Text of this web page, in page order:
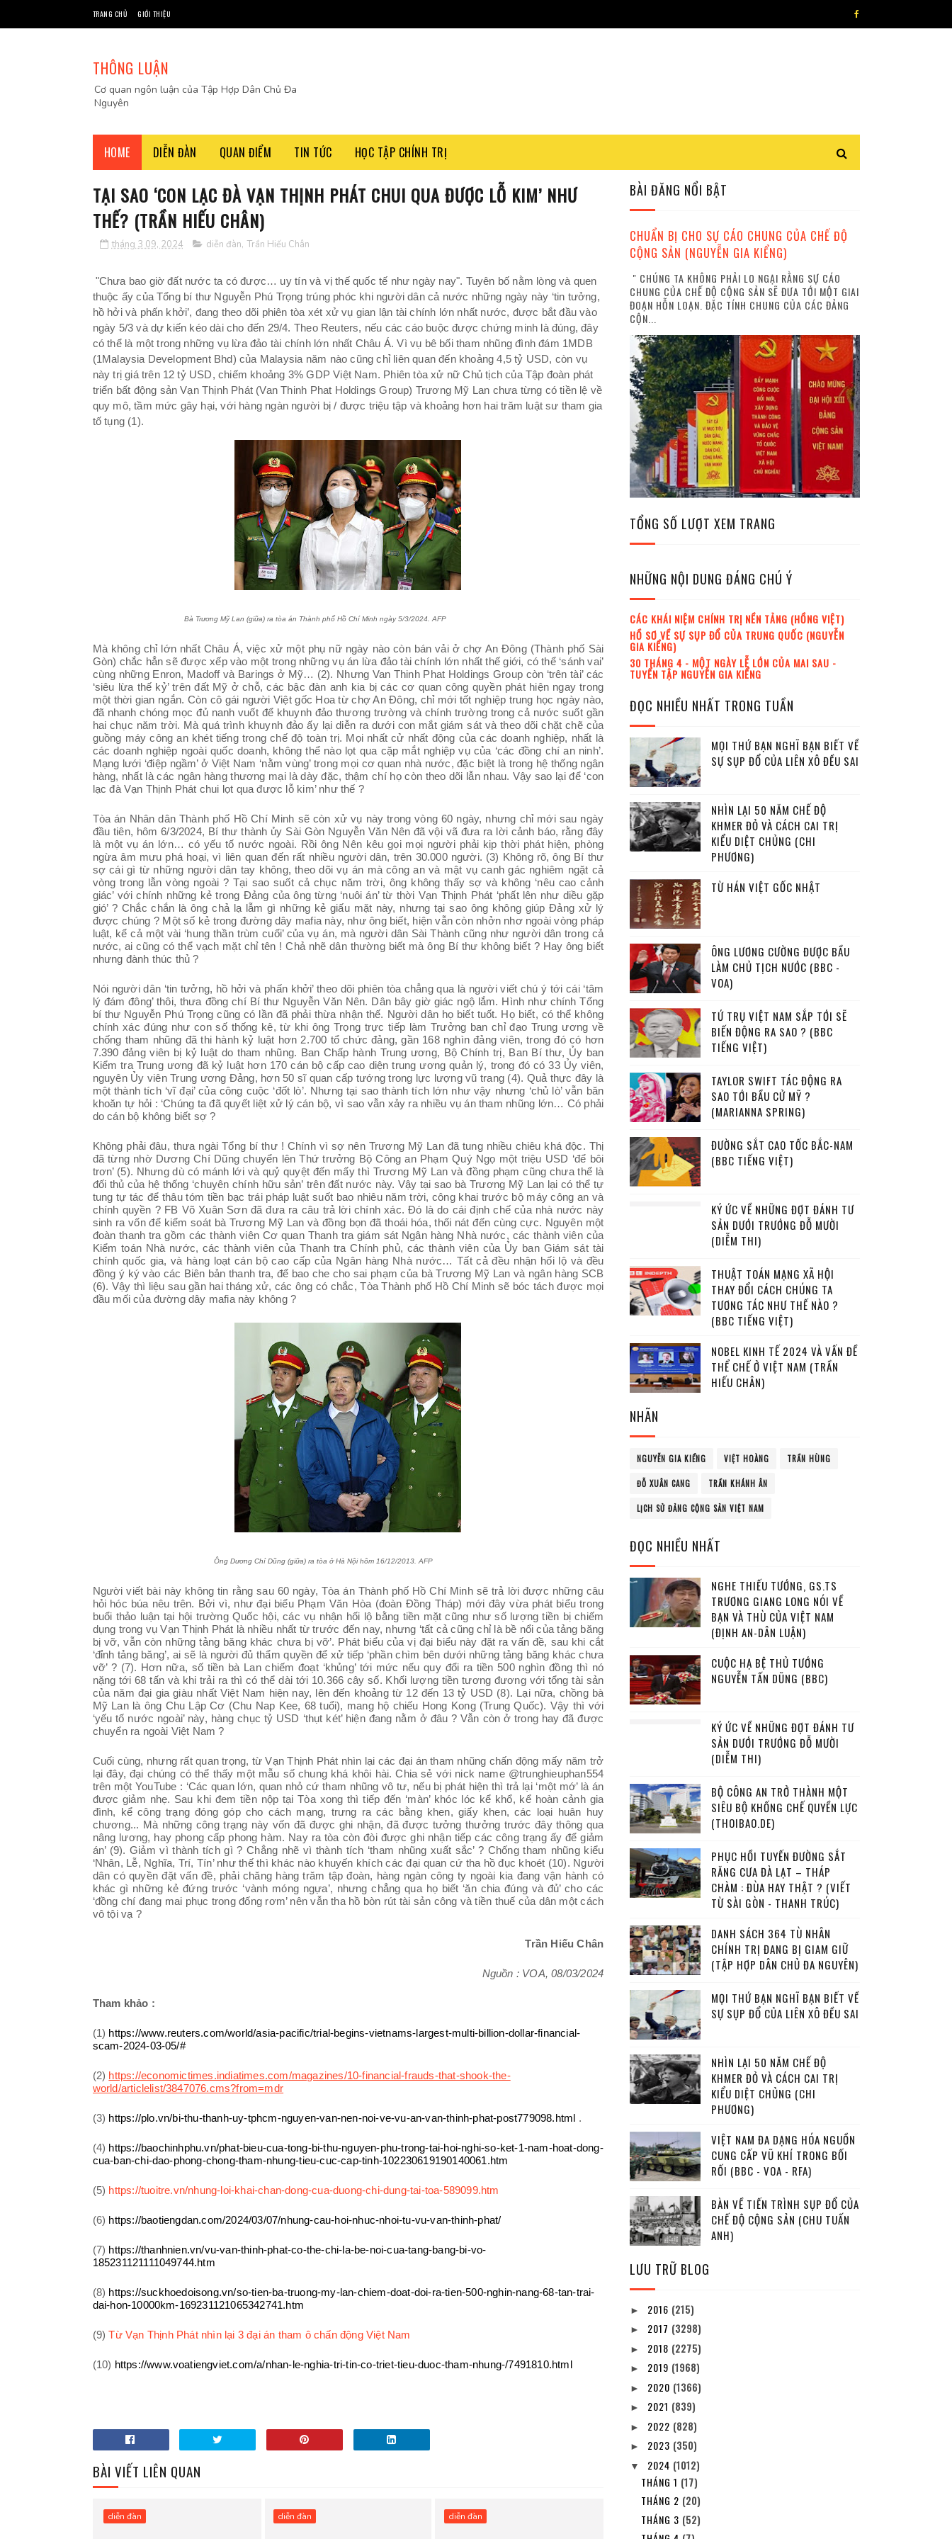
TRANG CHỦ GIỚI THIỆU
THÔNG LUẬN
Cơ quan ngôn luận của Tập Hợp Dân Chủ Đa
Nguyên
HOME DIỄN ĐÀN QUAN ĐIỂM TIN TỨC HỌC TẬP CHÍNH TRỊ
TẠI SAO ‘CON LẠC ĐÀ VẠN THỊNH PHÁT CHUI QUA ĐƯỢC LỖ KIM’ NHƯ
THẾ? (TRẦN HIẾU CHÂN)
tháng 3 09, 2024 diễn đàn, Trần Hiếu Chân
"Chưa bao giờ đất nước ta có được… uy tín và vị thế quốc tế như ngày nay". Tuyên bố nằm lòng và quen
thuộc ấy của Tổng bí thư Nguyễn Phú Trọng trúng phóc khi người dân cả nước những ngày này ‘tin tưởng,
hồ hởi và phấn khởi’, đang theo dõi phiên tòa xét xử vụ gian lận tài chính lớn nhất nước, được bắt đầu vào
ngày 5/3 và dự kiến kéo dài cho đến 29/4. Theo Reuters, nếu các cáo buộc được chứng minh là đúng, đây
có thể là một trong những vụ lừa đảo tài chính lớn nhất Châu Á. Vì vụ bê bối tham nhũng đình đám 1MDB
(1Malaysia Development Bhd) của Malaysia năm nào cũng chỉ liên quan đến khoảng 4,5 tỷ USD, còn vụ
này trị giá trên 12 tỷ USD, chiếm khoảng 3% GDP Việt Nam. Phiên tòa xử nữ Chủ tịch của Tập đoàn phát
triển bất động sản Vạn Thịnh Phát (Van Thinh Phat Holdings Group) Trương Mỹ Lan chưa từng có tiền lệ về
quy mô, tầm mức gây hại, với hàng ngàn người bị / được triệu tập và khoảng hơn hai trăm luật sư tham gia
tố tụng (1).
Bà Trương Mỹ Lan (giữa) ra tòa án Thành phố Hồ Chí Minh ngày 5/3/2024. AFP
Mà không chỉ lớn nhất Châu Á, việc xử một phụ nữ ngày nào còn bán vải ở chợ An Đông (Thành phố Sài
Gòn) chắc hẳn sẽ được xếp vào một trong những vụ án lừa đảo tài chính lớn nhất thế giới, có thể ‘sánh vai’
cùng những Enron, Madoff và Barings ở Mỹ… (2). Nhưng Van Thinh Phat Holdings Group còn ‘trên tài’ các
‘siêu lừa thế kỷ’ trên đất Mỹ ở chỗ, các bậc đàn anh kia bị các cơ quan công quyền phát hiện ngay trong
một thời gian ngắn. Còn cô gái người Việt gốc Hoa từ chợ An Đông, chỉ mới tốt nghiệp trung học ngày nào,
đã nhanh chóng mọc đủ nanh vuốt để khuynh đảo thương trường và chính trường trong cả nước suốt gần
hai chục năm trời. Mà quá trình khuynh đảo ấy lại diễn ra dưới con mắt giám sát và theo dõi chặt chẽ của
guồng máy công an khét tiếng trong chế độ toàn trị. Mọi nhất cử nhất động của các doanh nghiệp, nhất là
các doanh nghiệp ngoài quốc doanh, không thể nào lọt qua cặp mắt nghiệp vụ của ‘các đồng chí an ninh’.
Mạng lưới ‘điệp ngầm’ ở Việt Nam ‘nằm vùng’ trong mọi cơ quan nhà nước, đặc biệt là trong hệ thống ngân
hàng, nhất là các ngân hàng thương mại là dày đặc, thậm chí họ còn theo dõi lẫn nhau. Vậy sao lại để ‘con
lạc đà Vạn Thịnh Phát chui lọt qua được lỗ kim’ như thế ?
Tòa án Nhân dân Thành phố Hồ Chí Minh sẽ còn xử vụ này trong vòng 60 ngày, nhưng chỉ mới sau ngày
đầu tiên, hôm 6/3/2024, Bí thư thành ủy Sài Gòn Nguyễn Văn Nên đã vội vã đưa ra lời cảnh báo, rằng đây
là một vụ án lớn… có yếu tố nước ngoài. Rồi ông Nên kêu gọi mọi người phải kịp thời phát hiện, phòng
ngừa âm mưu phá hoại, vì liên quan đến rất nhiều người dân, trên 30.000 người. (3) Không rõ, ông Bí thư
sợ cái gì từ những người dân tay không, theo dõi vụ án mà công an và mật vụ canh gác nghiêm ngặt cả
vòng trong lẫn vòng ngoài ? Tại sao suốt cả chục năm trời, ông không thấy sợ và không ‘nêu cao cảnh
giác’ với chính những kẻ trong Đảng của ông từng ‘nuôi án’ từ thời Vạn Thịnh Phát ‘phất lên như diều gặp
gió’ ? Chắc chắn là ông chả lạ lẫm gì những kẻ giấu mặt này, nhưng tại sao ông không giúp Đảng xử lý
được chúng ? Một số kẻ trong đường dây mafia này, như ông biết, hiện vẫn còn nhởn nhơ ngoài vòng pháp
luật, kể cả một vài ‘hung thần trùm cuối’ của vụ án, mà người dân Sài Thành cũng như người dân trong cả
nước, ai cũng có thể vạch mặt chỉ tên ! Chả nhẽ dân thường biết mà ông Bí thư không biết ? Hay ông biết
nhưng đành thúc thủ ?
Nói người dân ‘tin tưởng, hồ hởi và phấn khởi’ theo dõi phiên tòa chẳng qua là người viết chú ý tới cái ‘tâm
lý đám đông’ thôi, thưa đồng chí Bí thư Nguyễn Văn Nên. Dân bây giờ giác ngộ lắm. Hình như chính Tổng
bí thư Nguyễn Phú Trọng cũng có lần đã phải thừa nhận thế. Người dân họ biết tuốt. Họ biết, có thể không
chính xác đúng như con số thống kê, từ khi ông Trọng trực tiếp làm Trưởng ban chỉ đạo Trung ương về
chống tham nhũng đã thi hành kỷ luật hơn 2.700 tổ chức đảng, gần 168 nghìn đảng viên, trong đó có hơn
7.390 đảng viên bị kỷ luật do tham nhũng. Ban Chấp hành Trung ương, Bộ Chính trị, Ban Bí thư, Ủy ban
Kiểm tra Trung ương đã kỷ luật hơn 170 cán bộ cấp cao diện trung ương quản lý, trong đó có 33 Ủy viên,
nguyên Ủy viên Trung ương Đảng, hơn 50 sĩ quan cấp tướng trong lực lượng vũ trang (4). Quả thực đây là
một thành tích ‘vĩ đại’ của công cuộc ‘đốt lò’. Nhưng tại sao thành tích lớn như vậy nhưng ‘chủ lò’ vẫn băn
khoăn tự hỏi : ‘Chúng ta đã quyết liệt xử lý cán bộ, vì sao vẫn xảy ra nhiều vụ án tham nhũng lớn… Có phải
do cán bộ không biết sợ ?
Không phải đâu, thưa ngài Tổng bí thư ! Chính vì sợ nên Trương Mỹ Lan đã tung nhiều chiêu khá độc. Thị
đã từng nhờ Dương Chí Dũng chuyển lên Thứ trưởng Bộ Công an Phạm Quý Ngọ một triệu USD ‘để bôi
trơn’ (5). Nhưng dù có mánh lới và quỷ quyệt đến mấy thì Trương Mỹ Lan và đồng phạm cũng chưa thể là
đối thủ của hệ thống ‘chuyên chính hữu sản’ trên đất nước này. Vậy tại sao bà Trương Mỹ Lan lại có thể tự
tung tự tác để thâu tóm tiền bạc trái pháp luật suốt bao nhiêu năm trời, công khai trước bộ máy công an và
chính quyền ? FB Võ Xuân Sơn đã đưa ra câu trả lời chính xác. Đó là do cái định chế của nhà nước này
sinh ra vốn để kiểm soát bà Trương Mỹ Lan và đồng bọn đã thoái hóa, thối nát đến cùng cực. Nguyên một
đoàn thanh tra gồm các thành viên Cơ quan Thanh tra giám sát Ngân hàng Nhà nước, các thành viên của
Kiểm toán Nhà nước, các thành viên của Thanh tra Chính phủ, các thành viên của Ủy ban Giám sát tài
chính quốc gia, và hàng loạt cán bộ cao cấp của Ngân hàng Nhà nước… Tất cả đều nhận hối lộ và đều
đồng ý ký vào các Biên bản thanh tra, để bao che cho sai phạm của bà Trương Mỹ Lan và ngân hàng SCB
(6). Vậy thì liệu sau gần hai tháng xử, các ông có chắc, Tòa Thành phố Hồ Chí Minh sẽ bóc tách được mọi
đầu mối của đường dây mafia này không ?
Ông Dương Chí Dũng (giữa) ra tòa ở Hà Nội hôm 16/12/2013. AFP
Người viết bài này không tin rằng sau 60 ngày, Tòa án Thành phố Hồ Chí Minh sẽ trả lời được những câu
hỏi hóc búa nêu trên. Bởi vì, như đại biểu Phạm Văn Hòa (đoàn Đồng Tháp) mới đây vừa phát biểu trong
buổi thảo luận tại hội trường Quốc hội, các vụ nhận hối lộ bằng tiền mặt cũng như số lượng tiền bị chiếm
dụng trong vụ Vạn Thịnh Phát là nhiều nhất từ trước đến nay, nhưng ‘tất cả cũng chỉ là bề nổi của tảng băng
bị vỡ, vẫn còn những tảng băng khác chưa bị vỡ’. Phát biểu của vị đại biểu này đặt ra vấn đề, sau khi cắt
‘đỉnh tảng băng’, ai sẽ là người đủ thẩm quyền để xử tiếp ‘phần chìm bên dưới những tảng băng khác chưa
vỡ’ ? (7). Hơn nữa, số tiền bà Lan chiếm đoạt ‘khủng’ tới mức nếu quy đổi ra tiền 500 nghìn đồng thì nó
nặng tới 68 tấn và khi trải ra thì có thể dài tới 10.366 cây số. Khối lượng tiền tương đương với tổng tài sản
của năm đại gia giàu nhất Việt Nam hiện nay, lên đến khoảng từ 12 đến 13 tỷ USD (8). Lại nữa, chồng bà
Mỹ Lan là ông Chu Lập Cơ (Chu Nap Kee, 68 tuổi), mang hộ chiếu Hong Kong (Trung Quốc). Vậy thì với
‘yếu tố nước ngoài’ này, hàng chục tỷ USD ‘thụt két’ hiện đang nằm ở đâu ? Vẫn còn ở trong hay đã được
chuyển ra ngoài Việt Nam ?
Cuối cùng, nhưng rất quan trọng, từ Vạn Thịnh Phát nhìn lại các đại án tham nhũng chấn động mấy năm trở
lại đây, đại chúng có thể thấy một mẫu số chung khá khôi hài. Chia sẻ với nick name @trunghieuphan554
trên một YouTube : ‘Các quan lớn, quan nhỏ cứ tham nhũng vô tư, nếu bị phát hiện thì trả lại ‘một mớ’ là án
được giảm nhẹ. Sau khi đem tiền nộp tại Tòa xong thì tiếp đến ‘màn’ khóc lóc kể khổ, kể hoàn cảnh gia
đình, kể công trạng đóng góp cho cách mạng, trưng ra các bằng khen, giấy khen, các loại huân huy
chương... Mà những công trạng này vốn đã được ghi nhận, đã được tưởng thưởng trước đây thông qua
nâng lương, hay phong cấp phong hàm. Nay ra tòa còn đòi được ghi nhận tiếp các công trạng ấy để giảm
án’ (9). Giảm vì thành tích gì ? Chẳng nhẽ vì thành tích ‘tham nhũng xuất sắc’ ? Chống tham nhũng kiểu
‘Nhân, Lễ, Nghĩa, Trí, Tín’ như thế thì khác nào khuyến khích các đại quan cứ tha hồ đục khoét (10). Người
dân có quyền đặt vấn đề, phải chăng hàng trăm tập đoàn, hàng ngàn công ty ngoài kia đang vận hành có
khác gì những kẻ đứng trước ‘vành móng ngựa’, nhưng chẳng qua họ biết ‘ăn chia đúng và đủ’ cho các
‘đồng chí đang mai phục trong đống rơm’ nên vẫn tha hồ bòn rút tài sản công và tiền thuế của dân một cách
vô tội vạ ?
Trần Hiếu Chân
Nguồn : VOA, 08/03/2024
Tham khảo :
(1) https://www.reuters.com/world/asia-pacific/trial-begins-vietnams-largest-multi-billion-dollar-financial-
scam-2024-03-05/#
(2) https://economictimes.indiatimes.com/magazines/10-financial-frauds-that-shook-the-
world/articlelist/3847076.cms?from=mdr
(3) https://plo.vn/bi-thu-thanh-uy-tphcm-nguyen-van-nen-noi-ve-vu-an-van-thinh-phat-post779098.html .
(4) https://baochinhphu.vn/phat-bieu-cua-tong-bi-thu-nguyen-phu-trong-tai-hoi-nghi-so-ket-1-nam-hoat-dong-
cua-ban-chi-dao-phong-chong-tham-nhung-tieu-cuc-cap-tinh-102230619190140061.htm
(5) https://tuoitre.vn/nhung-loi-khai-chan-dong-cua-duong-chi-dung-tai-toa-589099.htm
(6) https://baotiengdan.com/2024/03/07/nhung-cau-hoi-nhuc-nhoi-tu-vu-van-thinh-phat/
(7) https://thanhnien.vn/vu-van-thinh-phat-co-the-chi-la-be-noi-cua-tang-bang-bi-vo-
185231121111049744.htm
(8) https://suckhoedoisong.vn/so-tien-ba-truong-my-lan-chiem-doat-doi-ra-tien-500-nghin-nang-68-tan-trai-
dai-hon-10000km-169231121065342741.htm
(9)Từ Vạn Thịnh Phát nhìn lại 3 đại án tham ô chấn động Việt Nam
(10) https://www.voatiengviet.com/a/nhan-le-nghia-tri-tin-co-triet-tieu-duoc-tham-nhung-/7491810.html
BÀI VIẾT LIÊN QUAN
diễn đàn diễn đàn diễn đàn
BÀI ĐĂNG NỔI BẬT
CHUẨN BỊ CHO SỰ CÁO CHUNG CỦA CHẾ ĐỘ
CỘNG SẢN (NGUYỄN GIA KIỂNG)
" CHÚNG TA KHÔNG PHẢI LO NGẠI RẰNG SỰ CÁO
CHUNG CỦA CHẾ ĐỘ CỘNG SẢN SẼ ĐƯA TỚI MỘT GIAI
ĐOẠN HỖN LOẠN. ĐẶC TÍNH CHUNG CỦA CÁC ĐẢNG
CỘN...
TỔNG SỐ LƯỢT XEM TRANG
NHỮNG NỘI DUNG ĐÁNG CHÚ Ý
CÁC KHÁI NIỆM CHÍNH TRỊ NỀN TẢNG (HỒNG VIỆT)
HỒ SƠ VỀ SỰ SỤP ĐỔ CỦA TRUNG QUỐC (NGUYỄN
GIA KIỂNG)
30 THÁNG 4 - MỘT NGÀY LỄ LỚN CỦA MAI SAU -
TUYỂN TẬP NGUYỄN GIA KIỂNG
ĐỌC NHIỀU NHẤT TRONG TUẦN
MỌI THỨ BẠN NGHĨ BẠN BIẾT VỀ
SỰ SỤP ĐỔ CỦA LIÊN XÔ ĐỀU SAI
NHÌN LẠI 50 NĂM CHẾ ĐỘ
KHMER ĐỎ VÀ CÁCH CAI TRỊ
KIỂU DIỆT CHỦNG (CHI
PHƯƠNG)
TỪ HÁN VIỆT GỐC NHẬT
ÔNG LƯƠNG CƯỜNG ĐƯỢC BẦU
LÀM CHỦ TỊCH NƯỚC (BBC -
VOA)
TỨ TRỤ VIỆT NAM SẮP TỚI SẼ
BIẾN ĐỘNG RA SAO ? (BBC
TIẾNG VIỆT)
TAYLOR SWIFT TÁC ĐỘNG RA
SAO TỚI BẦU CỬ MỸ ?
(MARIANNA SPRING)
ĐƯỜNG SẮT CAO TỐC BẮC-NAM
(BBC TIẾNG VIỆT)
KÝ ỨC VỀ NHỮNG ĐỢT ĐÁNH TƯ
SẢN DƯỚI TRƯỚNG ĐỖ MƯỜI
(DIỄM THI)
THUẬT TOÁN MẠNG XÃ HỘI
THAY ĐỔI CÁCH CHÚNG TA
TƯƠNG TÁC NHƯ THẾ NÀO ?
(BBC TIẾNG VIỆT)
NOBEL KINH TẾ 2024 VÀ VẤN ĐỀ
THỂ CHẾ Ở VIỆT NAM (TRẦN
HIẾU CHÂN)
NHÃN
NGUYỄN GIA KIỂNG VIỆT HOÀNG TRẦN HÙNG
ĐỖ XUÂN CANG TRẦN KHÁNH ÂN
LỊCH SỬ ĐẢNG CỘNG SẢN VIỆT NAM
ĐỌC NHIỀU NHẤT
NGHE THIẾU TƯỚNG, GS.TS
TRƯƠNG GIANG LONG NÓI VỀ
BẠN VÀ THÙ CỦA VIỆT NAM
(ĐỊNH AN-DÂN LUẬN)
CUỘC HẠ BỆ THỦ TƯỚNG
NGUYỄN TẤN DŨNG (BBC)
KÝ ỨC VỀ NHỮNG ĐỢT ĐÁNH TƯ
SẢN DƯỚI TRƯỚNG ĐỖ MƯỜI
(DIỄM THI)
BỘ CÔNG AN TRỞ THÀNH MỘT
SIÊU BỘ KHỐNG CHẾ QUYỀN LỰC
(THOIBAO.DE)
PHỤC HỒI TUYẾN ĐƯỜNG SẮT
RĂNG CƯA ĐÀ LẠT – THÁP
CHÀM : ĐÙA HAY THẬT ? (VIẾT
TỪ SÀI GÒN - THANH TRÚC)
DANH SÁCH 364 TÙ NHÂN
CHÍNH TRỊ ĐANG BỊ GIAM GIỮ
(TẬP HỢP DÂN CHỦ ĐA NGUYÊN)
MỌI THỨ BẠN NGHĨ BẠN BIẾT VỀ
SỰ SỤP ĐỔ CỦA LIÊN XÔ ĐỀU SAI
NHÌN LẠI 50 NĂM CHẾ ĐỘ
KHMER ĐỎ VÀ CÁCH CAI TRỊ
KIỂU DIỆT CHỦNG (CHI
PHƯƠNG)
VIỆT NAM ĐA DẠNG HÓA NGUỒN
CUNG CẤP VŨ KHÍ TRONG BỐI
RỐI (BBC - VOA - RFA)
BÀN VỀ TIẾN TRÌNH SỤP ĐỔ CỦA
CHẾ ĐỘ CỘNG SẢN (CHU TUẤN
ANH)
LƯU TRỮ BLOG
► 2016 (215)
► 2017 (3298)
► 2018 (2275)
► 2019 (1968)
► 2020 (1366)
► 2021 (839)
► 2022 (828)
► 2023 (350)
▼ 2024 (1012)
THÁNG 1 (17)
THÁNG 2 (20)
THÁNG 3 (52)